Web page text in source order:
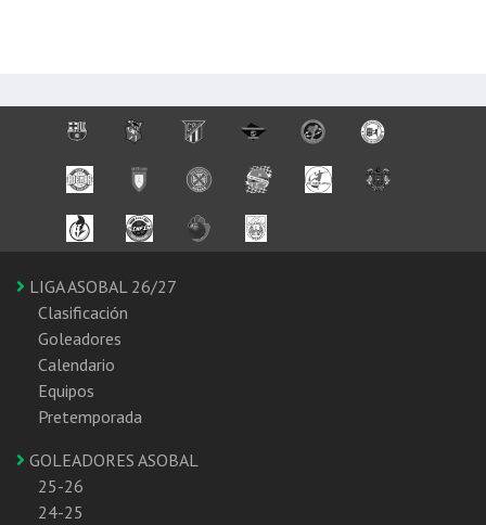
LIGA ASOBAL 26/27
Clasificación
Goleadores
Calendario
Equipos
Pretemporada
GOLEADORES ASOBAL
25-26
24-25